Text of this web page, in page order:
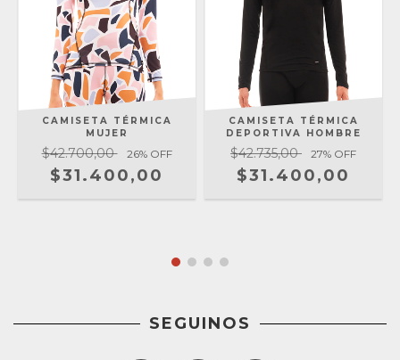
CAMISETA TÉRMICA
MUJER
$42.700,00 26% OFF
$31.400,00
CAMISETA TÉRMICA
DEPORTIVA HOMBRE
$42.735,00 27% OFF
$31.400,00
SEGUINOS